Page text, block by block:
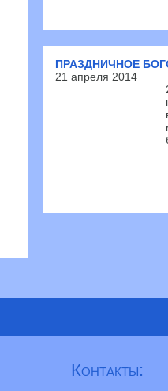
ПРАЗДНИЧНОЕ
21 апреля 2014
Контакты: